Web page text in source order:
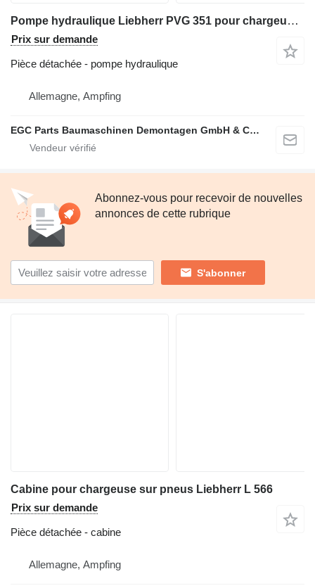
Pompe hydraulique Liebherr PVG 351 pour chargeuse sur pneus Liebherr L 566
Prix sur demande
Pièce détachée - pompe hydraulique
Allemagne, Ampfing
EGC Parts Baumaschinen Demontagen GmbH & Co. KG
Abonnez-vous pour recevoir de nouvelles
annonces de cette rubrique
S'abonner
Cabine pour chargeuse sur pneus Liebherr L 566
Prix sur demande
Pièce détachée - cabine
Allemagne, Ampfing